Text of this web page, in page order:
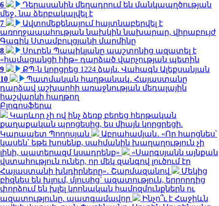
6
Դերասանին մեղադրում են մանկապղծության
մեջ․ նա ձերբակալվել է
7
Ավտոմեքենայում հայտնաբերվել է
առողջապահության նախկին նախարար, վիրաբույժ
Գագիկ Ստամբուլցյանի մարմինը
8
Սուրեն Պապիկյանը պաշտոնից ազատել է
«համացանցի հիթ» դարձած վարչության պետին
9
ՔՊ-ն կորցրեց 1224 ձայն. Վահագն Ալեքսանյան
10
Պատմական հաղթանակ․ Հայաստանը
դարձավ աշխարհի առաջնության մեդալային
հաշվարկի հաղթող
Բլոգոսֆերա
Կարևոր չի ով ինչ ձեռք բերեց հերթական
քաղաքական պրոցեսից, ես միայն կորցրեցի.
Կարապետ Պողոսյան
Աբրահամյան․ «Որ հարցնես՝
կասեն՝ եթե խոսենք, սահմանին խաղաղություն չի
լինի, պատերազմ կսադրենք»
«Սարգսյանն այնքան
վստահություն ուներ, որ մեկ զանգով լուծում էր
Հայաստանի խնդիրները»․ Շարմազանով
Մեկից
բիզնես են խլում, մյուսից` ազատություն, երրորդից
փորձում են խլել կրոնական համոզմունքներն ու
ազատությունը. պատգամավոր
Ինչո՞ւ է Հաջիևն